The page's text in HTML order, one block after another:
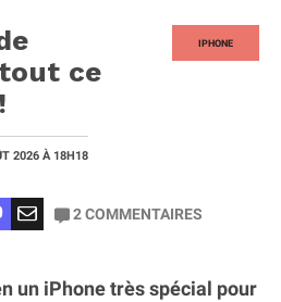
IPHONE
ce
2026 À 18H18
2COMMENTAIRES
un iPhone très spécial pour